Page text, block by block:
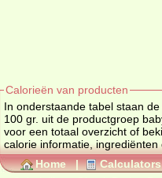
Calorieën van producten
In onderstaande tabel staan
voor een
calorie informatie, ingrediënten
Home | Calculators